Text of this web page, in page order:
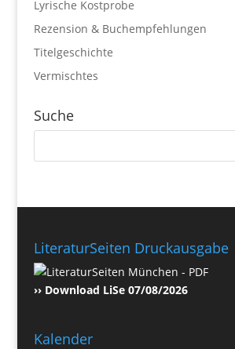
Lyrische Kostprobe
Rezension & Buchempfehlungen
Titelgeschichte
Vermischtes
Suche
LiteraturSeiten Druckausgabe
›› Download LiSe 07/08/2026
Kalender